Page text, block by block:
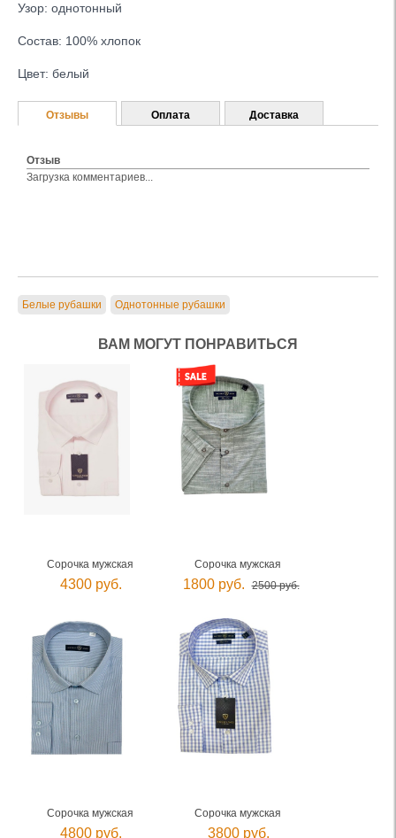
Узор: однотонный
Состав: 100% хлопок
Цвет: белый
Отзывы
Отзыв
Загрузка комментариев...
Оплата Доставка
Белые рубашки Однотонные рубашки
ВАМ МОГУТ ПОНРАВИТЬСЯ
Сорочка мужская
4300 руб.
Сорочка мужская
1800 руб. 2500 руб.
Сорочка мужская
4800 руб.
Сорочка мужская
3800 руб.